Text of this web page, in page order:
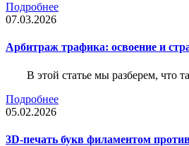
Подробнее
07.03.2026
Арбитраж трафика: освоение и
В этой статье мы разберем, что
Подробнее
05.02.2026
3D-печать букв филаментом